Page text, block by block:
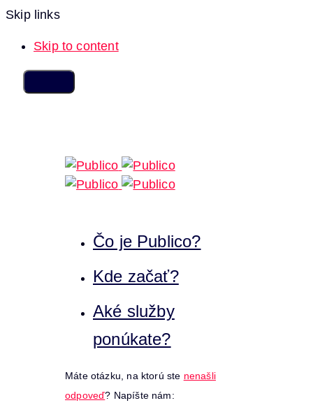
Skip links
Skip to content
Čo je Publico?
Kde začať?
Aké služby
ponúkate?
Máte otázku, na ktorú ste nenašli
odpoveď? Napíšte nám: